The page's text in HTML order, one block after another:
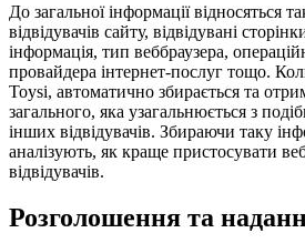
До загальної інформації відносяться
відвідувачів сайту, відвідувані
інформація, тип веббраузера,
провайдера інтернет-послуг тощо.
Toysi, автоматично збирається та
загального, яка узагальнюється з
інших відвідувачів. Збираючи таку
аналізують, як краще пристосувати
відвідувачів.
Розголошення та